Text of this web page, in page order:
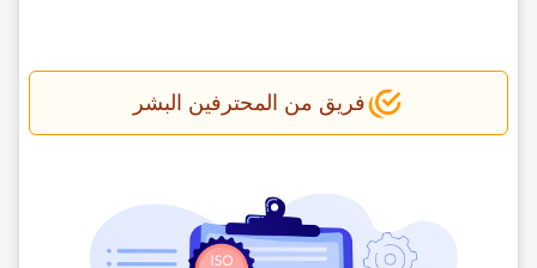
فریق من المحترفین البشر